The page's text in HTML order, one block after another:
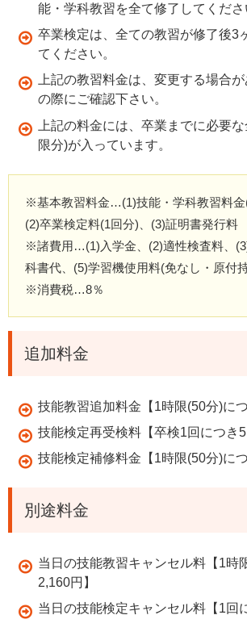
能・学科教習を全て修了してくださ
卒業検定は、全ての教習が修了後3
てください。
上記の教習料金は、変更する場合
の際にご確認下さい。
上記の料金には、卒業までに必要
限分)が入っています。
※基本教習料金…(1)技能・学科教習料金(
(2)卒業検定料(1回分)、(3)証明書発行料
※諸費用…(1)入学金、(2)適性検査料、
科書代、(5)学習機使用料(免なし・原付
※消費税…8％
追加料金
技能教習追加料金【1時限(50分)に
技能検定再受検料【卒検1回につき
技能検定補修料金【1時限(50分)に
別途料金
当日の技能教習キャンセル料【1時
2,160円】
当日の技能検定キャンセル料【1回